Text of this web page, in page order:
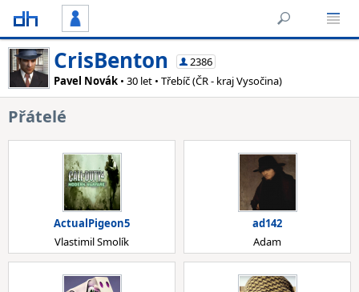
CrisBenton
2386
Pavel Novák • 30 let • Třebíč (ČR - kraj Vysočina)
Přátelé
ActualPigeon5
Vlastimil Smolík
ad142
Adam